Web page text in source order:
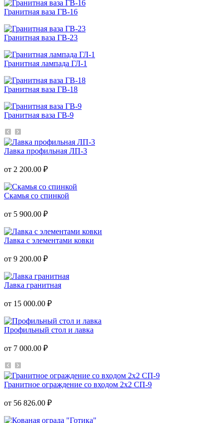
Гранитная ваза ГВ-16
Гранитная ваза ГВ-23
Гранитная лампада ГЛ-1
Гранитная ваза ГВ-18
Гранитная ваза ГВ-9
Лавка профильная ЛП-3
от 2 200.00 ₽
Скамья со спинкой
от 5 900.00 ₽
Лавка с элементами ковки
от 9 200.00 ₽
Лавка гранитная
от 15 000.00 ₽
Профильный стол и лавка
от 7 000.00 ₽
Гранитное ограждение со входом 2х2 СП-9
от 56 826.00 ₽